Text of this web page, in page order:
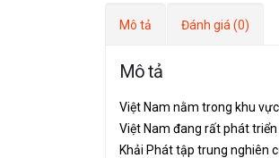
Mô tả Đánh giá (0)
Mô tả
Việt Nam nằm trong khu
Việt Nam đang rất phát
Khải Phát tập trung nghiên